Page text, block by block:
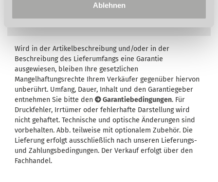
Ablehnen
Wird in der Artikelbeschreibung und/oder in der
Beschreibung des Lieferumfangs eine Garantie
ausgewiesen, bleiben Ihre gesetzlichen
Mangelhaftungsrechte Ihrem Verkäufer gegenüber hiervon
unberührt. Umfang, Dauer, Inhalt und den Garantiegeber
entnehmen Sie bitte den
Garantiebedingungen. Für
Druckfehler, Irrtümer oder fehlerhafte Darstellung wird
nicht gehaftet. Technische und optische Änderungen sind
vorbehalten. Abb. teilweise mit optionalem Zubehör. Die
Lieferung erfolgt ausschließlich nach unseren Lieferungs-
und Zahlungsbedingungen. Der Verkauf erfolgt über den
Fachhandel.